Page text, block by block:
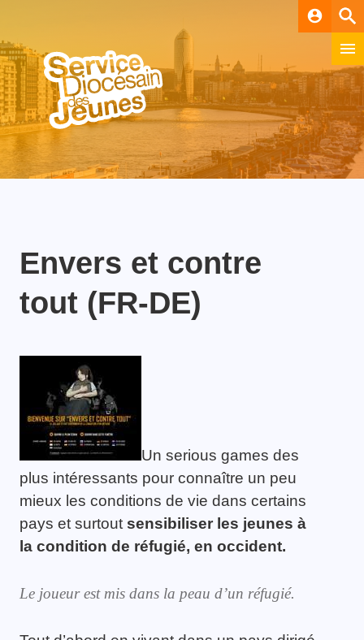
account_circle
Envers et contre
tout (FR-DE)
Un serious games des
plus intéressants pour connaître un peu
mieux les conditions de vie dans certains
pays et surtout sensibiliser les jeunes à
la condition de réfugié, en occident.
Le joueur est mis dans la peau d’un réfugié.